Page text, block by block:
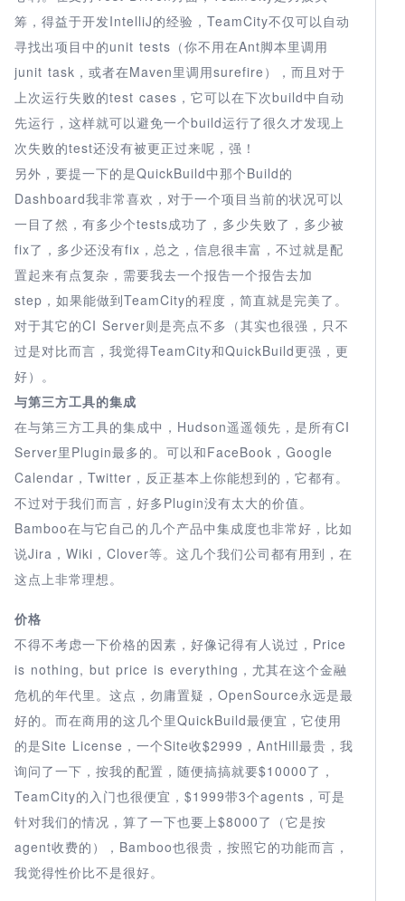
筹，得益于开发IntelliJ的经验，TeamCity不仅可以自动
寻找出项目中的unit tests（你不用在Ant脚本里调用
junit task，或者在Maven里调用surefire），而且对于
上次运行失败的test cases，它可以在下次build中自动
先运行，这样就可以避免一个build运行了很久才发现上
次失败的test还没有被更正过来呢，强！
另外，要提一下的是QuickBuild中那个Build的
Dashboard我非常喜欢，对于一个项目当前的状况可以
一目了然，有多少个tests成功了，多少失败了，多少被
fix了，多少还没有fix，总之，信息很丰富，不过就是配
置起来有点复杂，需要我去一个报告一个报告去加
step，如果能做到TeamCity的程度，简直就是完美了。
对于其它的CI Server则是亮点不多（其实也很强，只不
过是对比而言，我觉得TeamCity和QuickBuild更强，更
好）。
与第三方工具的集成
在与第三方工具的集成中，Hudson遥遥领先，是所有CI
Server里Plugin最多的。可以和FaceBook，Google
Calendar，Twitter，反正基本上你能想到的，它都有。
不过对于我们而言，好多Plugin没有太大的价值。
Bamboo在与它自己的几个产品中集成度也非常好，比如
说Jira，Wiki，Clover等。这几个我们公司都有用到，在
这点上非常理想。
价格
不得不考虑一下价格的因素，好像记得有人说过，Price
is nothing, but price is everything，尤其在这个金融
危机的年代里。这点，勿庸置疑，OpenSource永远是最
好的。而在商用的这几个里QuickBuild最便宜，它使用
的是Site License，一个Site收$2999，AntHill最贵，我
询问了一下，按我的配置，随便搞搞就要$10000了，
TeamCity的入门也很便宜，$1999带3个agents，可是
针对我们的情况，算了一下也要上$8000了（它是按
agent收费的），Bamboo也很贵，按照它的功能而言，
我觉得性价比不是很好。